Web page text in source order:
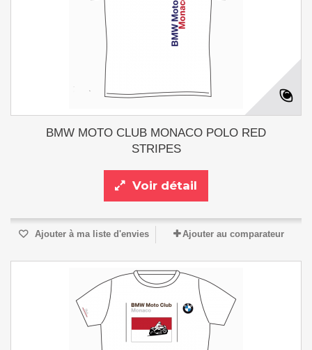
BMW MOTO CLUB MONACO POLO RED
STRIPES
Voir détail
Ajouter à ma liste d'envies Ajouter au comparateur